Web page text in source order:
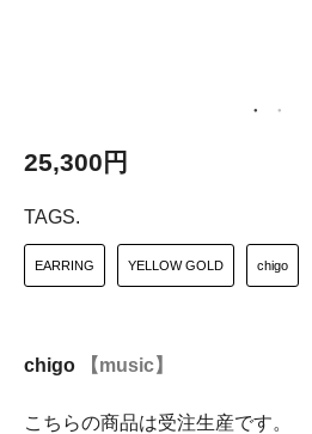
25,300円
TAGS.
EARRING YELLOW GOLD chigo
chigo 【music】
こちらの商品は受注生産です。